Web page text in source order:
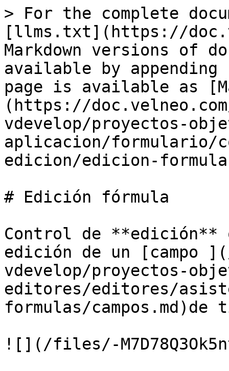
> For the complete
[llms.txt](https://
Markdown versions of
available by
page is available as
(https://
vdevelop/proyectos-
aplicacion/formulario/
edicion/edicion-
# Edición fórmula
Control de **edición**
edición de un [campo
vdevelop/proyectos-
editores/editores/
formulas/
![](/files/-